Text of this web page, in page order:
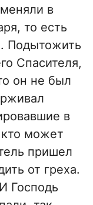
в
то есть
Подытожить
Спасителя,
он не был
в
может
пришел
от греха.
Господь